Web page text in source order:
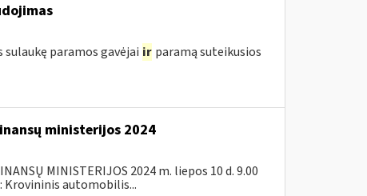
paramos gavėjai ir paramą suteikusios
ministerijos 2024
MINISTERIJOS 2024 m. liepos 10 d. 9.00
automobilis...